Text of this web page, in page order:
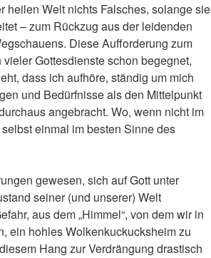
heilen Welt nichts Falsches, solange sie
– zum Rückzug aus der leidenden
Diese Aufforderung zum
vieler Gottesdienste schon begegnet,
dass ich aufhöre, ständig um mich
und Bedürfnisse als den Mittelpunkt
angebracht. Wo, wenn nicht im
einmal im besten Sinne des
gewesen, sich auf Gott unter
seiner (und unserer) Welt
aus dem „Himmel“, von dem wir in
ein hohles Wolkenkuckucksheim zu
Hang zur Verdrängung drastisch